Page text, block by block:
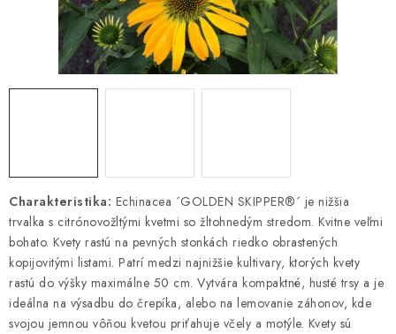
ARANŽMÁNY
DEKORÁCIE
TRÁVA ZÁHRADNÁ
AI ZÁHRADNÍK
Charakteristika: Echinacea ´GOLDEN SKIPPER®´ je nižšia
trvalka s citrónovožltými kvetmi so žltohnedým stredom. Kvitne veľmi
bohato. Kvety rastú na pevných stonkách riedko obrastených
kopijovitými listami. Patrí medzi najnižšie kultivary, ktorých kvety
rastú do výšky maximálne 50 cm. Vytvára kompaktné, husté trsy a je
ideálna na výsadbu do črepíka, alebo na lemovanie záhonov, kde
svojou jemnou vôňou kvetou priťahuje včely a motýle. Kvety sú